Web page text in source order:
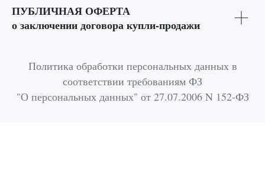
ПУБЛИЧНАЯ ОФЕРТА
о заключении договора купли-продажи
Политика обработки персональных данных в
соответствии требованиям ФЗ
"О персональных данных" от 27.07.2006 N 152-ФЗ